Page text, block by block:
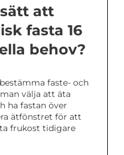
att
fasta 16
behov?
faste- och
välja att äta
ha fastan över
ätfönstret för att
frukost tidigare